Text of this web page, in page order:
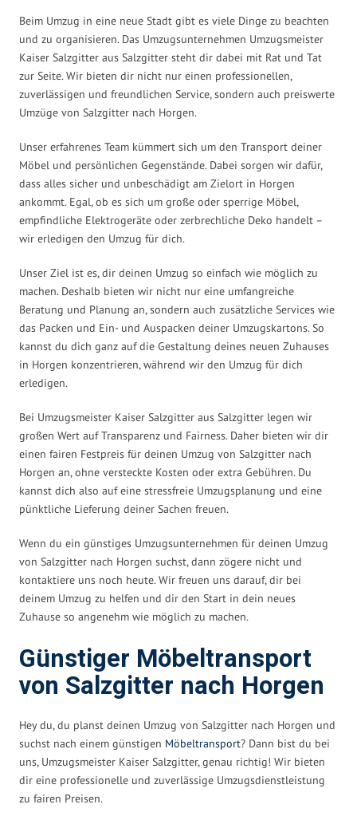
Beim Umzug in eine neue Stadt gibt es viele Dinge zu beachten
und zu organisieren. Das Umzugsunternehmen Umzugsmeister
Kaiser Salzgitter aus Salzgitter steht dir dabei mit Rat und Tat
zur Seite. Wir bieten dir nicht nur einen professionellen,
zuverlässigen und freundlichen Service, sondern auch preiswerte
Umzüge von Salzgitter nach Horgen.
Unser erfahrenes Team kümmert sich um den Transport deiner
Möbel und persönlichen Gegenstände. Dabei sorgen wir dafür,
dass alles sicher und unbeschädigt am Zielort in Horgen
ankommt. Egal, ob es sich um große oder sperrige Möbel,
empfindliche Elektrogeräte oder zerbrechliche Deko handelt –
wir erledigen den Umzug für dich.
Unser Ziel ist es, dir deinen Umzug so einfach wie möglich zu
machen. Deshalb bieten wir nicht nur eine umfangreiche
Beratung und Planung an, sondern auch zusätzliche Services wie
das Packen und Ein- und Auspacken deiner Umzugskartons. So
kannst du dich ganz auf die Gestaltung deines neuen Zuhauses
in Horgen konzentrieren, während wir den Umzug für dich
erledigen.
Bei Umzugsmeister Kaiser Salzgitter aus Salzgitter legen wir
großen Wert auf Transparenz und Fairness. Daher bieten wir dir
einen fairen Festpreis für deinen Umzug von Salzgitter nach
Horgen an, ohne versteckte Kosten oder extra Gebühren. Du
kannst dich also auf eine stressfreie Umzugsplanung und eine
pünktliche Lieferung deiner Sachen freuen.
Wenn du ein günstiges Umzugsunternehmen für deinen Umzug
von Salzgitter nach Horgen suchst, dann zögere nicht und
kontaktiere uns noch heute. Wir freuen uns darauf, dir bei
deinem Umzug zu helfen und dir den Start in dein neues
Zuhause so angenehm wie möglich zu machen.
Günstiger Möbeltransport
von Salzgitter nach Horgen
Hey du, du planst deinen Umzug von Salzgitter nach Horgen und
suchst nach einem günstigen Möbeltransport? Dann bist du bei
uns, Umzugsmeister Kaiser Salzgitter, genau richtig! Wir bieten
dir eine professionelle und zuverlässige Umzugsdienstleistung
zu fairen Preisen.